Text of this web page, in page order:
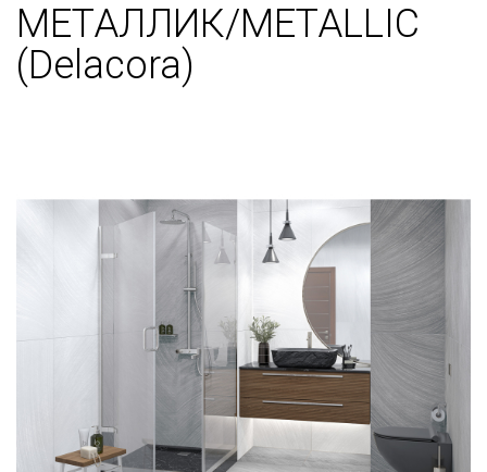
МЕТАЛЛИК/METALLIC
(Delacora)